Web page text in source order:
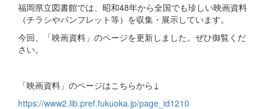
福岡県立図書館では、昭和48年から全国でも珍しい映画資料
（チラシやパンフレット等）を収集・展示しています。
今回、「映画資料」のページを更新しました。ぜひ御覧くだ
さい。
「映画資料」のページはこちらから↓
https://www2.lib.pref.fukuoka.jp/page_id1210